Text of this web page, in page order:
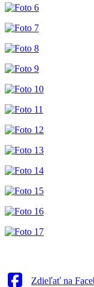
Zdieľať na